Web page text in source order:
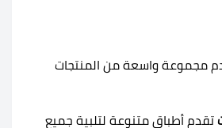
مجموعة واسعة من المنتجات
تقدم أطباق متنوعة لتلبية جميع